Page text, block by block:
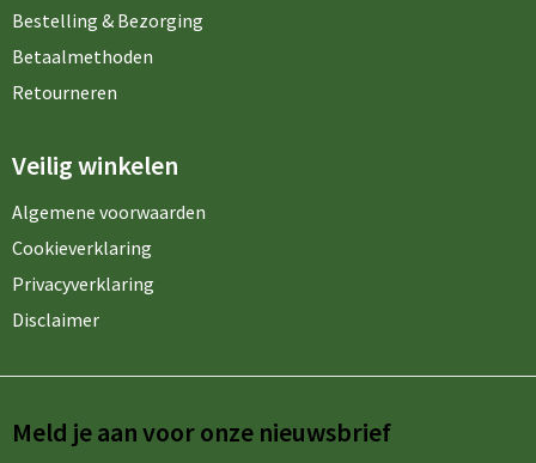
Bestelling & Bezorging
Betaalmethoden
Retourneren
Veilig winkelen
Algemene voorwaarden
Cookieverklaring
Privacyverklaring
Disclaimer
Meld je aan voor onze nieuwsbrief